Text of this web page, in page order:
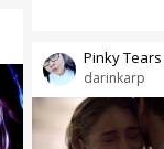
darinkarp
Pinky Tears